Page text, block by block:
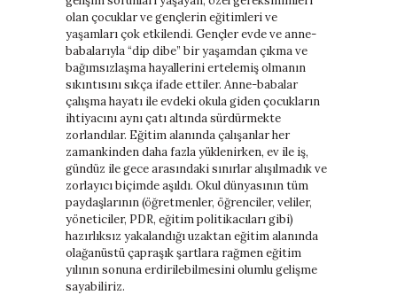
olan çocuklar ve gençlerin eğitimleri ve
yaşamları çok etkilendi. Gençler evde ve anne-
babalarıyla “dip dibe” bir yaşamdan çıkma ve
bağımsızlaşma hayallerini ertelemiş olmanın
sıkıntısını sıkça ifade ettiler. Anne-babalar
çalışma hayatı ile evdeki okula giden çocukların
ihtiyacını aynı çatı altında sürdürmekte
zorlandılar. Eğitim alanında çalışanlar her
zamankinden daha fazla yüklenirken, ev ile iş,
gündüz ile gece arasındaki sınırlar alışılmadık ve
zorlayıcı biçimde aşıldı. Okul dünyasının tüm
paydaşlarının (öğretmenler, öğrenciler, veliler,
yöneticiler, PDR, eğitim politikacıları gibi)
hazırlıksız yakalandığı uzaktan eğitim alanında
olağanüstü çapraşık şartlara rağmen eğitim
yılının sonuna erdirilebilmesini olumlu gelişme
sayabiliriz.